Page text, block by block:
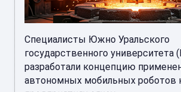
Специалисты Южно Уральского
государственного университета
разработали концепцию
автономных мобильных роботов